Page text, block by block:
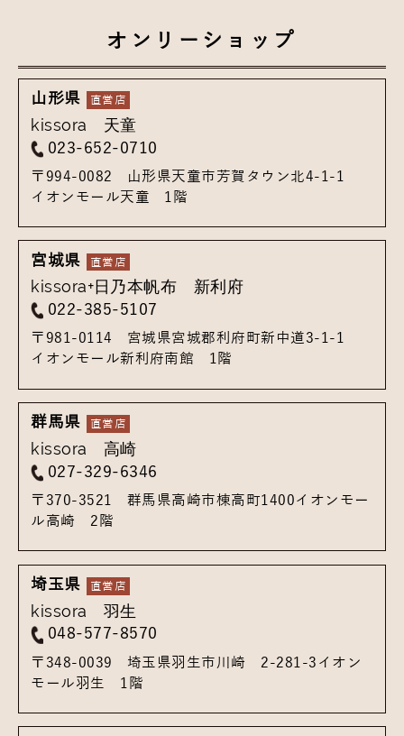
オンリーショップ
山形県
kissora 天童
023-652-0710
〒994-0082
山形県天童市芳賀タウン北4-1-1
イオンモール天童 1階
宮城県
kissora+日乃本帆布 新利府
022-385-5107
〒981-0114 宮城県宮城郡利府町新中道3-1-1
イオンモール新利府南館 1階
群馬県
kissora 高崎
027-329-6346
〒370-3521 群馬県高崎市棟高町1400イオンモー
ル高崎 2階
埼玉県
kissora 羽生
048-577-8570
〒348-0039 埼玉県羽生市川崎 2-281-3 イオン
モール羽生 1階